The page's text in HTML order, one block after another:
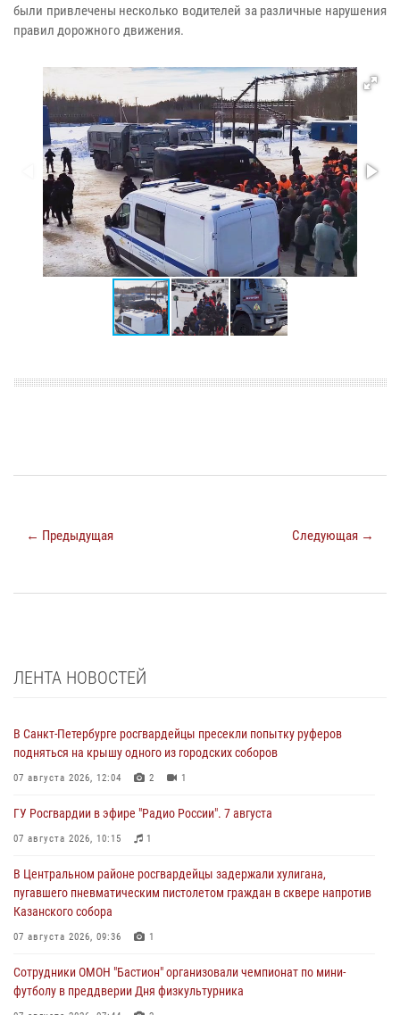
были привлечены несколько водителей за различные нарушения
правил дорожного движения.
← Предыдущая Следующая →
ЛЕНТА НОВОСТЕЙ
В Санкт-Петербурге росгвардейцы пресекли попытку руферов
подняться на крышу одного из городских соборов
07 августа 2026, 12:04 2 1
ГУ Росгвардии в эфире "Радио России". 7 августа
07 августа 2026, 10:15 1
В Центральном районе росгвардейцы задержали хулигана,
пугавшего пневматическим пистолетом граждан в сквере напротив
Казанского собора
07 августа 2026, 09:36 1
Сотрудники ОМОН "Бастион" организовали чемпионат по мини-
футболу в преддверии Дня физкультурника